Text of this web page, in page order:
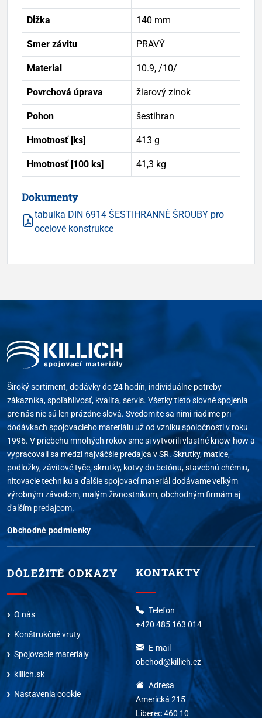
Dĺžka 140 mm
Smer závitu PRAVÝ
Material 10.9, /10/
Povrchová úprava žiarový zinok
Pohon šestihran
Hmotnosť [ks] 413 g
Hmotnosť [100 ks] 41,3 kg
Dokumenty
tabulka DIN 6914 ŠESTIHRANNÉ ŠROUBY pro
ocelové konstrukce
Široký sortiment, dodávky do 24 hodín, individuálne potreby
zákazníka, spoľahlivosť, kvalita, servis. Všetky tieto slovné spojenia
pre nás nie sú len prázdne slová. Svedomite sa nimi riadime pri
dodávkach spojovacieho materiálu už od vzniku spoločnosti v roku
1996. V priebehu mnohých rokov sme si vytvorili vlastné know-how a
vypracovali sa medzi najväčšie predajca v SR. Skrutky, matice,
podložky, závitové tyče, skrutky, kotvy do betónu, stavebnú chémiu,
nitovacie techniku a ďalšie spojovací materiál dodávame veľkým
výrobným závodom, malým živnostníkom, obchodným firmám aj
ďalším predajcom.
Obchodné podmienky
DÔLEŽITÉ ODKAZY
O nás
Konštrukčné vruty
Spojovacie materiály
killich.sk
Nastavenia cookie
KONTAKTY
Telefon
+420 485 163 014
E-mail
obchod@killich.cz
Adresa
Americká 215
Liberec 460 10